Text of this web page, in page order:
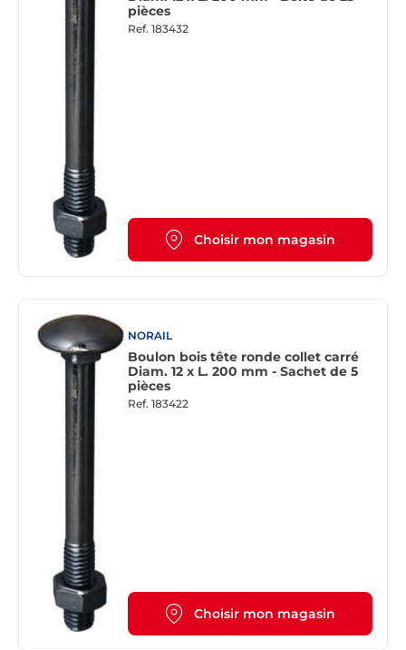
pièces
Ref. 183432
Choisir mon magasin
NORAIL
Boulon bois tête ronde collet carré
Diam. 12 x L. 200 mm - Sachet de 5
pièces
Ref. 183422
Choisir mon magasin